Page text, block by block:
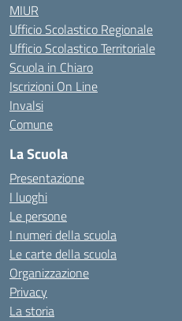
MIUR
Ufficio Scolastico Regionale
Ufficio Scolastico Territoriale
Scuola in Chiaro
Iscrizioni On Line
Invalsi
Comune
La Scuola
Presentazione
I luoghi
Le persone
I numeri della scuola
Le carte della scuola
Organizzazione
Privacy
La storia